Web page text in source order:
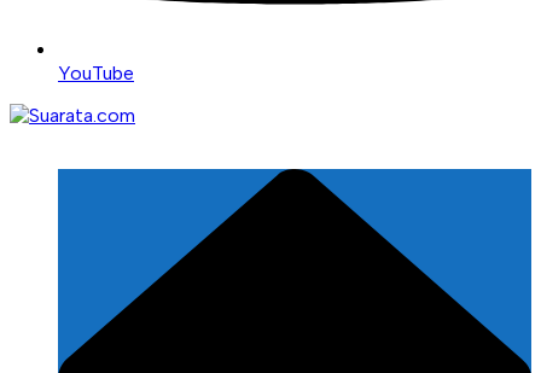
YouTube